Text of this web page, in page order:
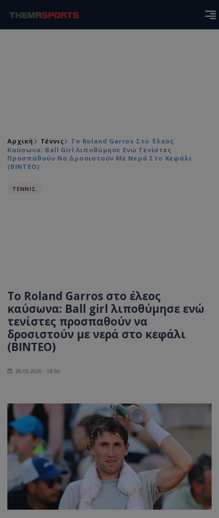
Αρχική Τέννις
Το Roland Garros Στο Έλεος
Καύσωνα: Βall Girl Λιποθύμησε Ενώ Τενίστες
Προσπαθούν Να Δροσιστούν Με Νερά Στο Κεφάλι
(ΒΙΝΤΕΟ)
ΤΕΝΝΙΣ
Το Roland Garros στο έλεος
καύσωνα: Βall girl λιποθύμησε ενώ
τενίστες προσπαθούν να
δροσιστούν με νερά στο κεφάλι
(ΒΙΝΤΕΟ)
26.05.2026 - 18:50